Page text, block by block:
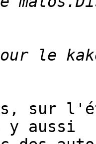
le
sur
aussi